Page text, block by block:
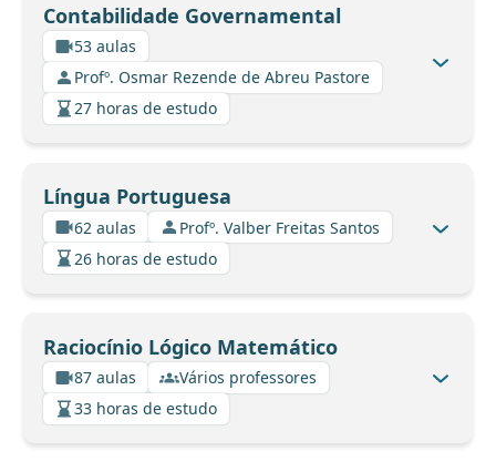
Contabilidade Governamental
53 aulas
Profº. Osmar Rezende de Abreu Pastore
27 horas de estudo
Língua Portuguesa
62 aulas
Profº. Valber Freitas Santos
26 horas de estudo
Raciocínio Lógico Matemático
87 aulas
Vários professores
33 horas de estudo